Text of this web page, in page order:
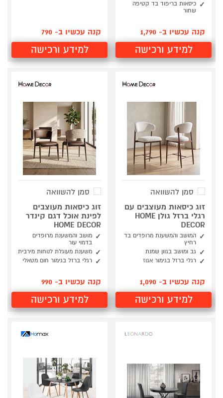
כיסאות בריפוד בד קטיפה
שחור
קנה עכשיו ב- 1,790
למידע ורכישה
קנה עכשיו ב- 790
למידע ורכישה
סמן להשוואה
זוג כיסאות מעוצבים עם
רגלי ברזל גולן HOME
DECOR
המושב והמשענת מרופדים בד
רחיץ
גב ומושב בגוון שמנת
רגלי ברזל בגימור אגוז
קנה עכשיו ב- 1,090
למידע ורכישה
סמן להשוואה
זוג כיסאות מעוצבים
לפינת אוכל דגם קינדר
HOME DECOR
מושב והמשענת מרופדים
בדמוי עור
משענת מעוגלת לנוחות מירבית
רגלי ברזל בגימור חום מטאלי
קנה עכשיו ב- 990
למידע ורכישה